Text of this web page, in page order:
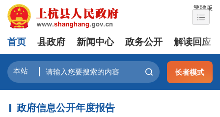
繁體版
首页 县政府 新闻中心 政务公开 解读回应
长者模式
政府信息公开年度报告